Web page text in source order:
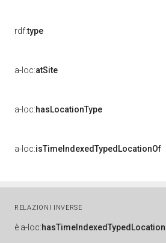
rdf:type
a-loc:atSite
a-loc:hasLocationType
a-loc:isTimeIndexedTypedLocationOf
RELAZIONI INVERSE
è a-loc:hasTimeIndexedTypedLocation